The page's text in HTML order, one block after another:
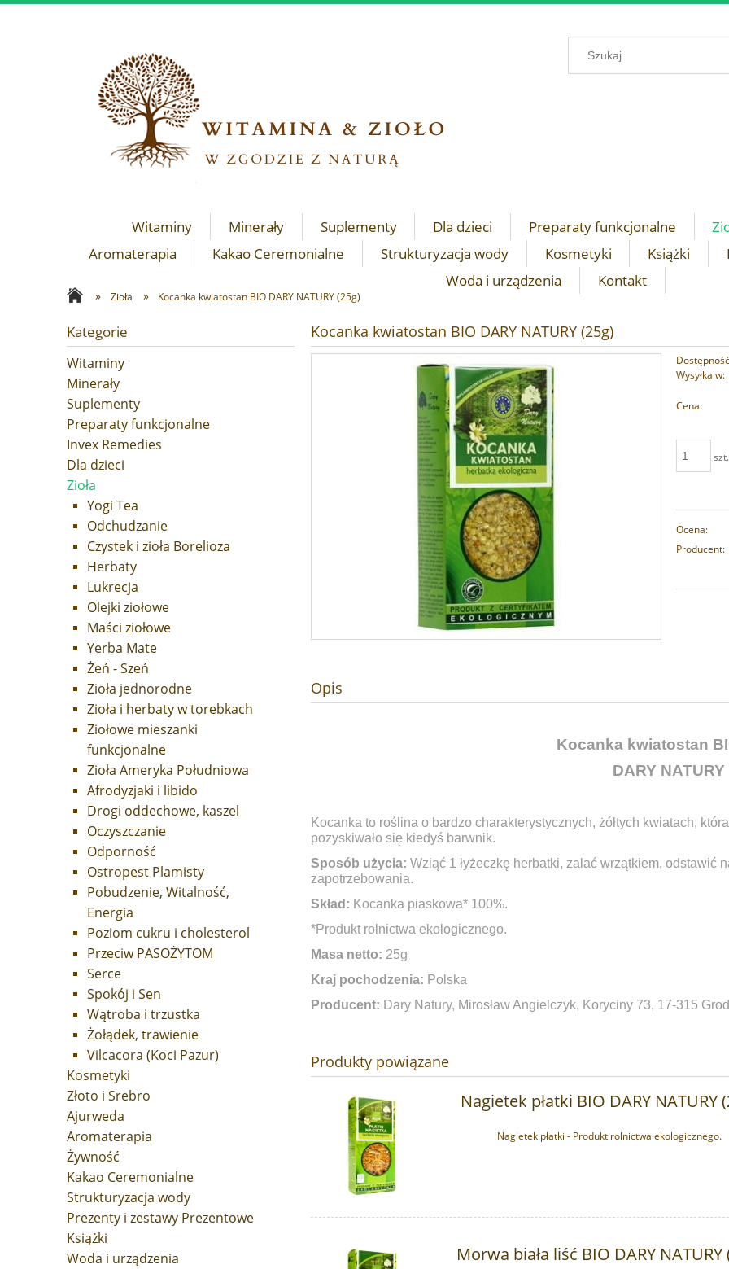
Witaminy Minerały Suplementy Dla dzieci Preparaty funkcjonalne
Aromaterapia
Kakao Ceremonialne Strukturyzacja wody Kosmetyki Książki
Woda i urządzenia
Kontakt
» Zioła » Kocanka kwiatostan BIO DARY NATURY (25g)
Kategorie
Witaminy
Minerały
Suplementy
Preparaty funkcjonalne
Invex Remedies
Dla dzieci
Zioła
Yogi Tea
Odchudzanie
Czystek i zioła Borelioza
Herbaty
Lukrecja
Olejki ziołowe
Maści ziołowe
Yerba Mate
Żeń - Szeń
Zioła jednorodne
Zioła i herbaty w torebkach
Ziołowe mieszanki
funkcjonalne
Zioła Ameryka Południowa
Afrodyzjaki i libido
Drogi oddechowe, kaszel
Oczyszczanie
Odporność
Ostropest Plamisty
Pobudzenie, Witalność,
Energia
Poziom cukru i cholesterol
Przeciw PASOŻYTOM
Serce
Spokój i Sen
Wątroba i trzustka
Żołądek, trawienie
Vilcacora (Koci Pazur)
Kosmetyki
Złoto i Srebro
Ajurweda
Aromaterapia
Żywność
Kakao Ceremonialne
Strukturyzacja wody
Prezenty i zestawy Prezentowe
Książki
Woda i urządzenia
Kocanka kwiatostan BIO DARY NATURY (25g)
Wysyłka w:
Cena:
szt.
Ocena:
Producent:
Opis
Kocanka kwiatostan
DARY NATURY
Kocanka to roślina o bardzo charakterystycznych, żółtych kwiatach,
pozyskiwało się kiedyś barwnik.
Sposób użycia: Wziąć 1 łyżeczkę herbatki, zalać wrzątkiem, odstawić
zapotrzebowania.
Skład: Kocanka piaskowa* 100%.
*Produkt rolnictwa ekologicznego.
Masa netto: 25g
Kraj pochodzenia: Polska
Producent: Dary Natury, Mirosław Angielczyk, Koryciny 73, 17-315
Produkty powiązane
Nagietek płatki BIO DARY NATURY
Nagietek płatki - Produkt rolnictwa ekologicznego.
Morwa biała liść BIO DARY NATURY